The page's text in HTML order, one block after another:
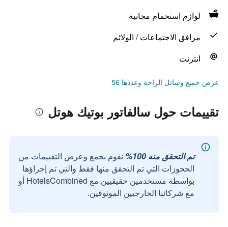
لوازم استحمام مجانية
مرافق الاجتماعات / الولائم
انترنت
عرض جميع وسائل الراحة وعددها 56
تقييمات حول سالفاتور بوتيك هوتل
تم التحقق منه 100%
نقوم بجمع وعرض التقييمات من
الحجوزات التي تم التحقق منها فقط والتي تم إجراؤها
بواسطة مستخدمين حقيقيين مع HotelsCombined أو
مع شركائنا الخارجيين الموثوقين.